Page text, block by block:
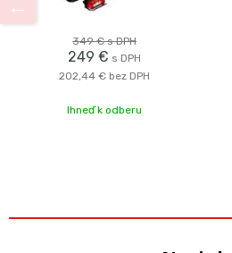
349 €s DPH
249 € s DPH
202,44 € bez DPH
Ihneď k odberu